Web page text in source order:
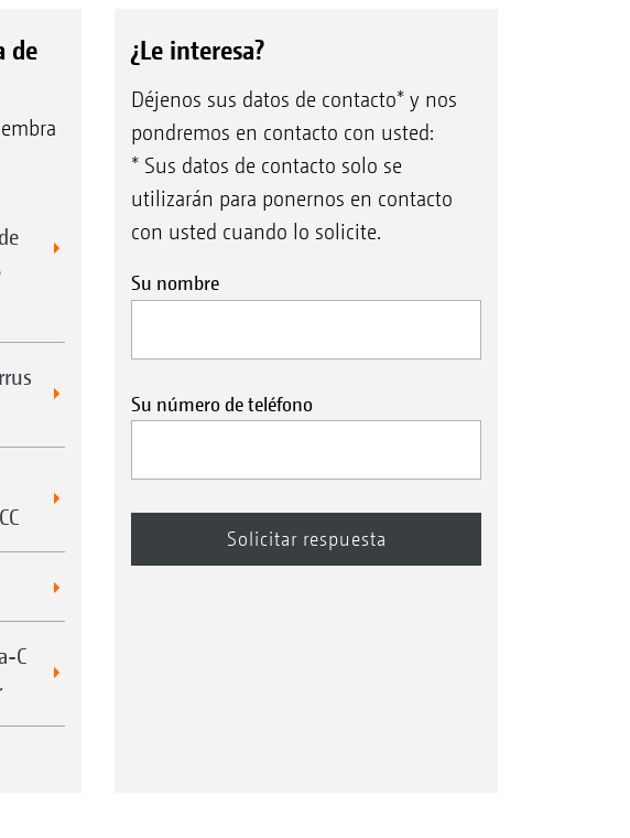
de
C
¿Le interesa?
Déjenos sus datos de contacto* y nos
pondremos en contacto con usted:
* Sus datos de contacto solo se
utilizarán para ponernos en contacto
con usted cuando lo solicite.
Su nombre
Su número de teléfono